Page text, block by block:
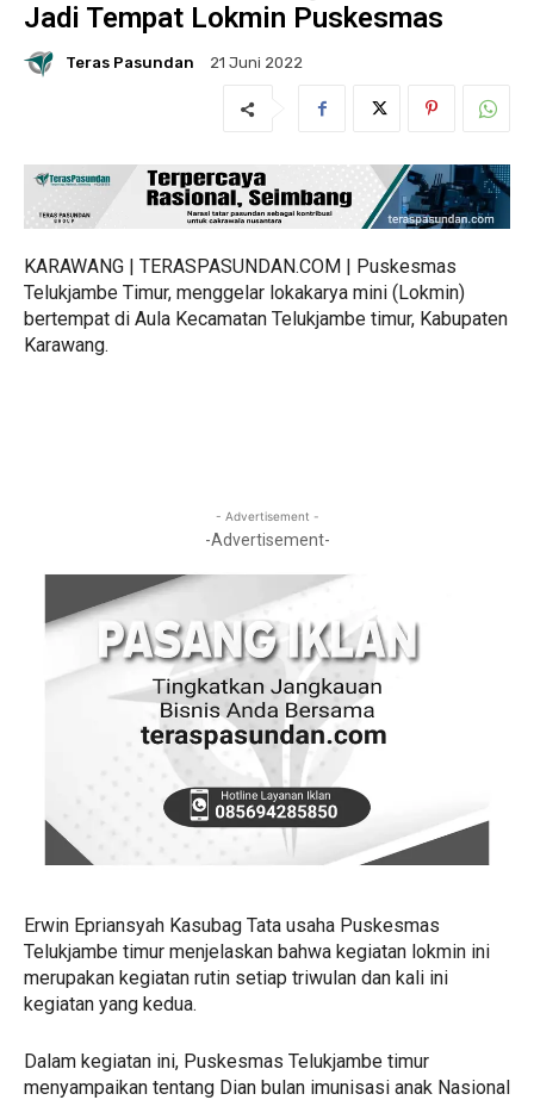
Jadi Tempat Lokmin Puskesmas
Teras Pasundan 21 Juni 2022
KARAWANG | TERASPASUNDAN.COM | Puskesmas
Telukjambe Timur, menggelar lokakarya mini (Lokmin)
bertempat di Aula Kecamatan Telukjambe timur, Kabupaten
Karawang.
- Advertisement -
-Advertisement-
Erwin Epriansyah Kasubag Tata usaha Puskesmas
Telukjambe timur menjelaskan bahwa kegiatan lokmin ini
merupakan kegiatan rutin setiap triwulan dan kali ini
kegiatan yang kedua.
Dalam kegiatan ini, Puskesmas Telukjambe timur
menyampaikan tentang Dian bulan imunisasi anak Nasional